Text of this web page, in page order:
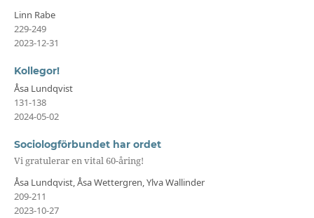
Linn Rabe
229-249
2023-12-31
Kollegor!
Åsa Lundqvist
131-138
2024-05-02
Sociologförbundet har ordet
Vi gratulerar en vital 60-åring!
Åsa Lundqvist, Åsa Wettergren, Ylva Wallinder
209-211
2023-10-27